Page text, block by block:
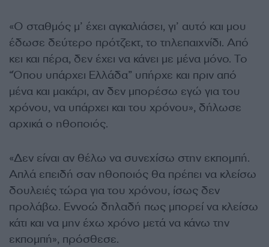
«Ο σταθμός μ’ έχει αγκαλιάσει, γι’ αυτό και μου
έδωσε δεύτερο πρότζεκτ, το τηλεπαιχνίδι. Από
κει και πέρα, δεν έχει να κάνει με μένα μόνο. Το
“Όπου υπάρχει Ελλάδα” υπήρχε και πριν από
μένα και μακάρι, αν δεν μπορέσω εγώ για του
χρόνου, να υπάρχει και του χρόνου», δήλωσε
αρχικά ο ηθοποιός.
«Δεν είναι αν θέλω να συνεχίσω στην εκπομπή.
Απλά επειδή σαν ηθοποιός θα πρέπει να κλείσω
δουλειές τώρα για του χρόνου, ίσως δεν
προλάβω. Εννοώ δηλαδή πως μπορεί να κλείσω
κάτι και να μην έχω χρόνο μετά να κάνω την
εκπομπή», πρόσθεσε.